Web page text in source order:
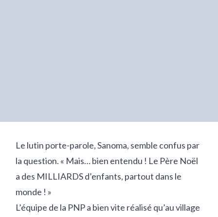
Le lutin porte-parole, Sanoma, semble confus par
la question. « Mais… bien entendu ! Le Père Noël
a des MILLIARDS d’enfants, partout dans le
monde ! »
L’équipe de la PNP a bien vite réalisé qu’au village